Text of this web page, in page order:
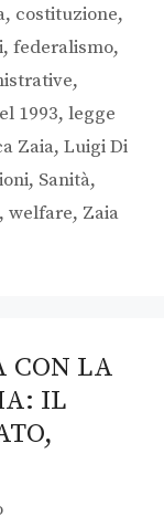
, costituzione,
, federalismo,
,
1993, legge
Zaia, Luigi Di
, Sanità,
, welfare, Zaia
CON LA
IL